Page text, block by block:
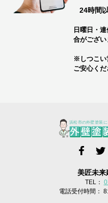
24時間
日曜日・
合がござい
※しつこい
ご安心くだ
美匠未来
TEL：
電話受付時間：